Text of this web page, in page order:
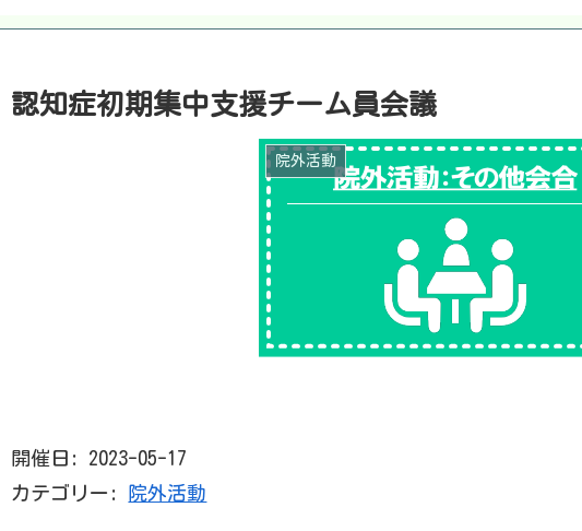
認知症初期集中支援チーム員会議
院外活動
開催日: 2023-05-17
カテゴリー: 院外活動